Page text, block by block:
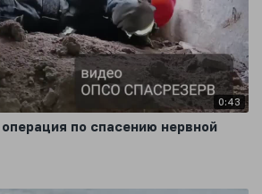
0:43
по спасению нервной